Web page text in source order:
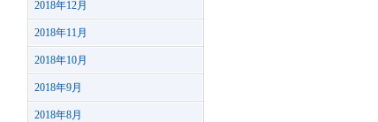
2018年12月
2018年11月
2018年10月
2018年9月
2018年8月